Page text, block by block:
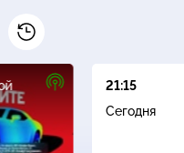
16+
21:15
Сегодня